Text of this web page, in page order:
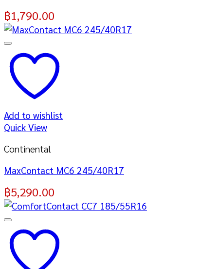
฿1,790.00
Add to wishlist
Quick View
Continental
MaxContact MC6 245/40R17
฿5,290.00